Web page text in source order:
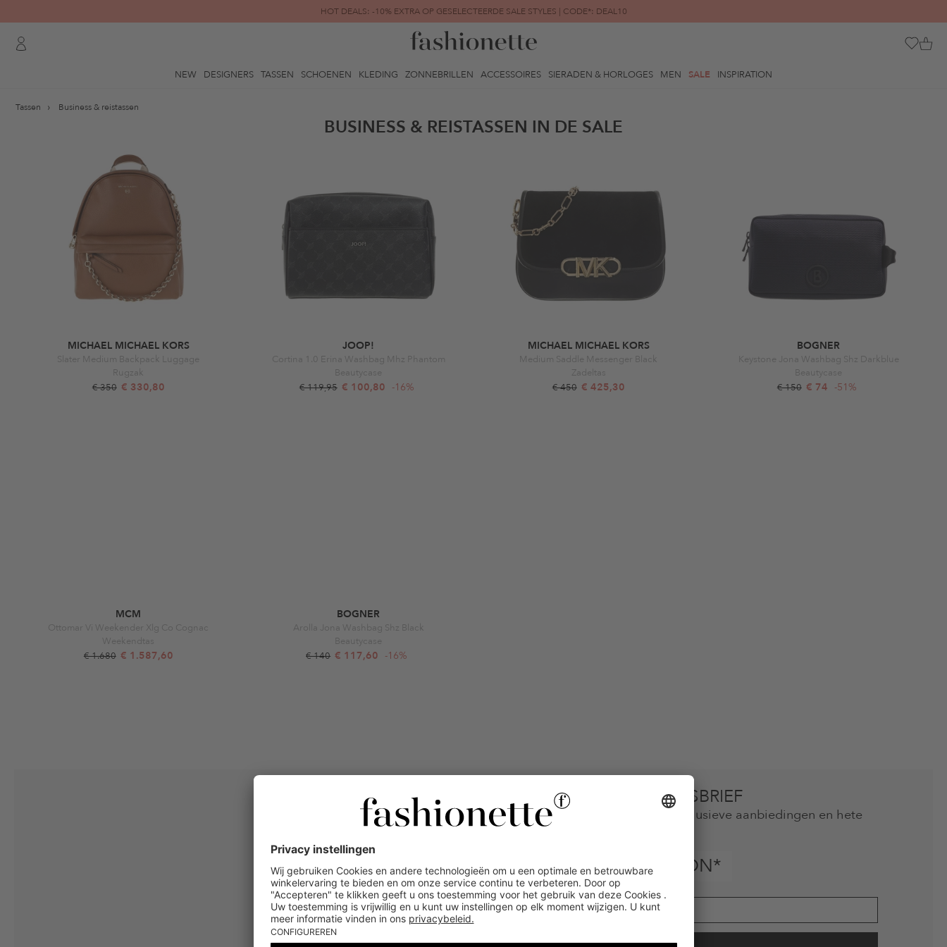
HOT DEALS: -10% EXTRA OP GESELECTEERDE SALE STYLES | CODE*: DEAL10
FINAL SALE | TOT -80% GEREDUCEERD
NEW DESIGNERS TASSEN SCHOENEN KLEDING ZONNEBRILLEN ACCESSOIRES SIERADEN & HORLOGES MEN SALE INSPIRATION
Tassen Business & reistassen
BUSINESS & REISTASSEN IN DE SALE
MICHAEL MICHAEL KORS
Slater Medium Backpack Luggage
Rugzak
€ 350 € 330,80
JOOP!
Cortina 1.0 Erina Washbag Mhz Phantom
Beautycase
€ 119,95 € 100,80 -16%
MICHAEL MICHAEL KORS
Medium Saddle Messenger Black
Zadeltas
€ 450 € 425,30
BOGNER
Keystone Jona Washbag Shz Darkblue
Beautycase
€ 150 € 74 -51%
MCM
Ottomar Vi Weekender Xlg Co Cognac
Weekendtas
€ 1.680 € 1.587,60
BOGNER
Arolla Jona Washbag Shz Black
Beautycase
€ 140 € 117,60 -16%
FASHIONETTE NIEUWSBRIEF
Schrijf je nu in voor de nieuwsbrief en mis geen exclusieve aanbiedingen en hete
10% KORTINGSBON*